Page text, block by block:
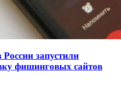
запустили
фишинговых сайтов